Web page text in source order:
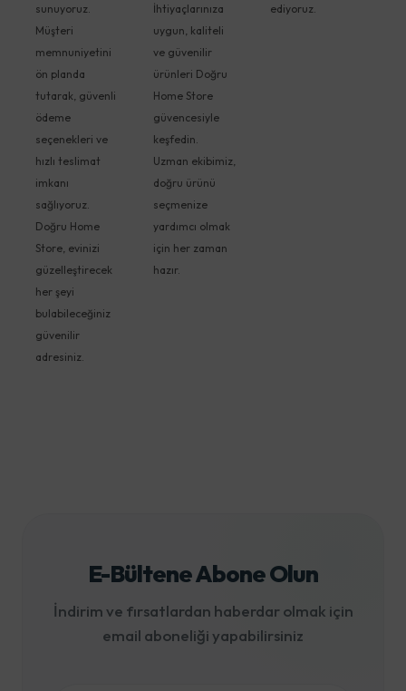
sunuyoruz.
Müşteri
memnuniyetini
ön planda
tutarak, güvenli
ödeme
seçenekleri ve
hızlı teslimat
imkanı
sağlıyoruz.
Doğru Home
Store, evinizi
güzelleştirecek
her şeyi
bulabileceğiniz
güvenilir
adresiniz.
İhtiyaçlarınıza
uygun, kaliteli
ve güvenilir
ürünleri Doğru
Home Store
güvencesiyle
keşfedin.
Uzman ekibimiz,
doğru ürünü
seçmenize
yardımcı olmak
için her zaman
hazır.
ediyoruz.
E-Bültene Abone Olun
İndirim ve fırsatlardan haberdar olmak için
email aboneliği yapabilirsiniz